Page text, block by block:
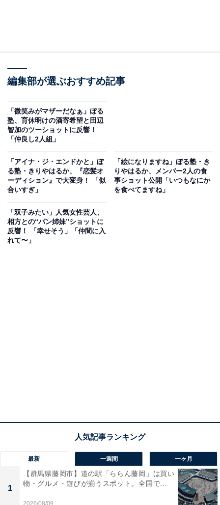
編集部が選ぶおすすめ記事
「微笑みがマザーだなぁ」ぼる
塾、育休明けの酒寄希望と田辺
智加のツーショットに反響！
「仲良し2人組」
「アイナ・ジ・エンドかと」ぼ
る塾・きりやはるか、『恋髪オ
ーディション』で大変身！ 「似
合いすぎ」
「絵になりますね」ぼる塾・き
りやはるか、メンバー2人の食
事ショット公開「いつもなにか
を食べてますね」
「双子みたい」人気女性芸人、
相方との“パン姉妹”ショットに
反響！ 「幸せそう」「仲間に入
れて〜」
最新 一週間 一ヶ月
1
【群馬県藤岡市】道の駅「ららん藤岡」は買い
物・グルメ・遊びが揃うスポット。全国で...